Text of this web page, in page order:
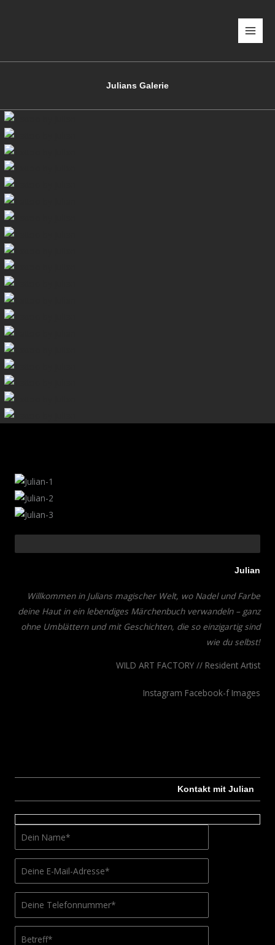
Julians Galerie
Julian
Willkommen in Julians magischer Welt, wo Nadel und Farbe
deine Haut in ein lebendiges Märchenbuch verwandeln – ganz
ohne Umblättern und mit Geschichten, die so einzigartig sind
wie du selbst!
WILD ART FACTORY // Resident Artist
Instagram Facebook-f Images
Kontakt mit Julian